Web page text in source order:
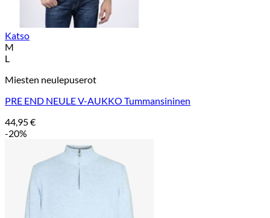
Katso
M
L
Miesten neulepuserot
PRE END NEULE V-AUKKO Tummansininen
44,95€
-20%